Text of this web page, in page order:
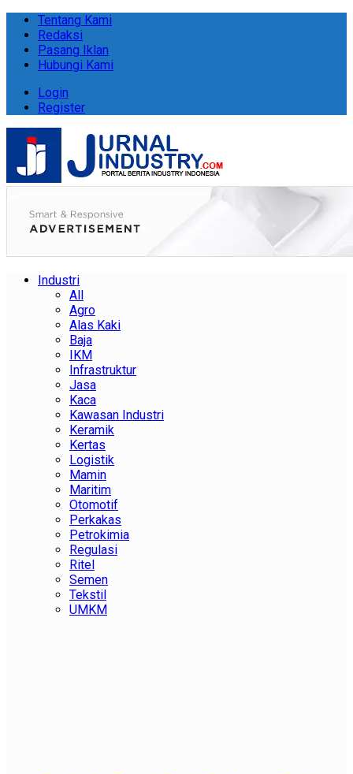
Tentang Kami
Redaksi
Pasang Iklan
Hubungi Kami
Login
Register
Industri
All
Agro
Alas Kaki
Baja
IKM
Infrastruktur
Jasa
Kaca
Kawasan Industri
Keramik
Kertas
Logistik
Mamin
Maritim
Otomotif
Perkakas
Petrokimia
Regulasi
Ritel
Semen
Tekstil
UMKM